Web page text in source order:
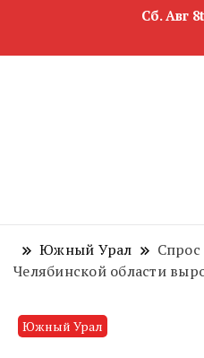
Сб. Авг
Южный Урал
Челябинской области
Южный Урал